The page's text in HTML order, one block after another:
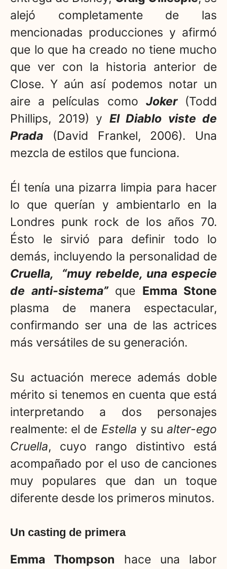
alejó completamente de las
mencionadas producciones y afirmó
que lo que ha creado no tiene mucho
que ver con la historia anterior de
Close. Y aún así podemos notar un
aire a películas como Joker(Todd
Phillips, 2019) y El Diablo viste de
Prada
(David Frankel, 2006). Una
mezcla de estilos que funciona.
Él tenía una pizarra limpia para hacer
lo que querían y ambientarlo en la
Londres punk rock de los años 70.
Ésto le sirvió para definir todo lo
demás, incluyendo la personalidad de
Cruella, “muy rebelde, una especie
de anti-sistema”que Emma Stone
plasma de manera espectacular,
confirmando ser una de las actrices
más versátiles de su generación.
Su actuación merece además doble
mérito si tenemos en cuenta que está
interpretando a dos personajes
realmente: el de Estella y su alter-ego
Cruella, cuyo rango distintivo está
acompañado por el uso de canciones
muy populares que dan un toque
diferente desde los primeros minutos.
Un casting de primera
Emma Thompson hace una labor